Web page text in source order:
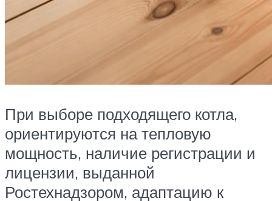
При выборе подходящего котла,
ориентируются на тепловую
мощность, наличие регистрации и
лицензии, выданной
Ростехнадзором, адаптацию к